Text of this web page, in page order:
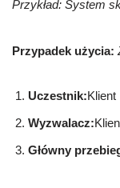
Przykład: System
Przypadek użycia:
Uczestnik:Klient
Wyzwalacz:
Główny